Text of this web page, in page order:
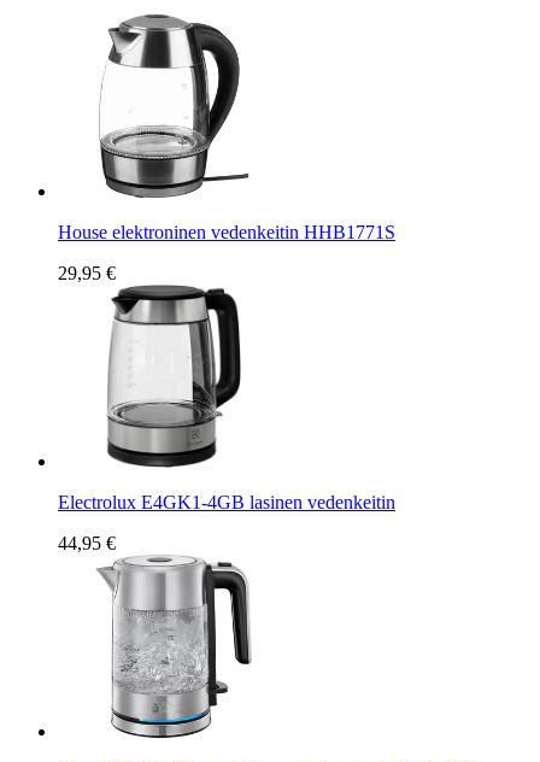
House elektroninen vedenkeitin HHB1771S
29,95 €
Electrolux E4GK1-4GB lasinen vedenkeitin
44,95 €